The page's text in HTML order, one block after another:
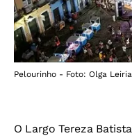
Pelourinho - Foto: Olga Leiria
O Largo Tereza